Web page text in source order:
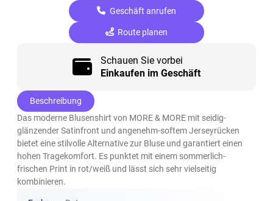
Geschäft anrufen
Route planen
Schauen Sie vorbei
Einkaufen im Geschäft
Beschreibung
Das moderne Blusenshirt von MORE & MORE mit seidig-
glänzender Satinfront und angenehm-softem Jerseyrücken
bietet eine stilvolle Alternative zur Bluse und garantiert einen
hohen Tragekomfort. Es punktet mit einem sommerlich-
frischen Print in rot/weiß und lässt sich sehr vielseitig
kombinieren.